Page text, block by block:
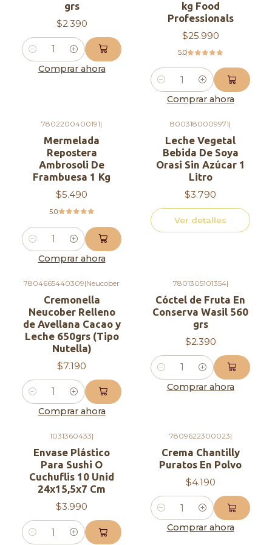
Un ingrediente versátil:
Agrega un toque dulce y frutal a tus
postres favoritos.
Úsalos como topping para helados, yogurt
Incorpóralos a ensaladas frescas para un
Crea rellenos deliciosos para tartas,
empanadas y pasteles.
Disfrútalos como snack saludable y
refrescante.
Ingredientes:
Duraznos, agua, azúcar, jarabe de maíz de alta
fructuosa, ácido cítrico, ácido ascórbico (vitamina
C), sorbato de potasio (conservante).
Información nutricional:
Porción 100 g:
Calorías: 58 kcal
Grasas totales: 0 g
Grasas saturadas: 0 g
Grasas trans: 0 g
Colesterol: 0 mg
Sodio: 10 mg
Carbohidratos totales: 14 g
Fibra dietética: 1 g
Azúcares: 13 g
Proteínas: 0.5 g
¡No te pierdas la oportunidad de agregar un
toque de sabor y calidad a tus recetas con
los Duraznos en Conserva en Trocitos Wasil
grs
$2.390
Cantidad
Comprar ahora
kg Food
Professionals
$25.990
5.0
Cantidad
Comprar ahora
7802200400191|
Mermelada
Repostera
Ambrosoli De
Frambuesa 1 Kg
$5.490
5.0
Cantidad
Comprar ahora
Agotado
8003180009971|
Leche Vegetal
Bebida De Soya
Orasi Sin Azúcar 1
Litro
$3.790
Ver detalles
7804665440309|Neucober
Cremonella
Neucober Relleno
de Avellana Cacao y
Leche 650grs (Tipo
Nutella)
$7.190
Cantidad
Comprar ahora
7801305101354|
Cóctel de Fruta En
Conserva Wasil 560
grs
$2.390
Cantidad
Comprar ahora
1031360433|
Envase Plástico
Para Sushi O
Cuchuflis 10 Unid
24x15,5x7 Cm
$3.990
Cantidad
7809622300023|
Crema Chantilly
Puratos En Polvo
$4.190
Cantidad
Comprar ahora